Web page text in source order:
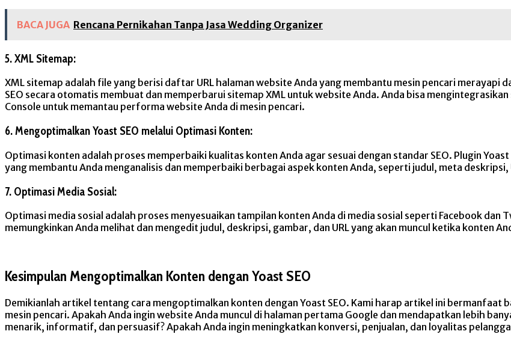
BACA JUGA Rencana Pernikahan Tanpa Jasa Wedding Organizer
5. XML Sitemap:
XML sitemap adalah file yang berisi daftar URL halaman website Anda yang membantu mesin pencari merayapi
SEO secara otomatis membuat dan memperbarui sitemap XML untuk website Anda. Anda bisa
Console untuk memantau performa website Anda di mesin pencari.
6. Mengoptimalkan Yoast SEO melalui Optimasi Konten:
Optimasi konten adalah proses memperbaiki kualitas konten Anda agar sesuai dengan standar SEO. Plugin
yang membantu Anda menganalisis dan memperbaiki berbagai aspek konten Anda, seperti judul, meta
7. Optimasi Media Sosial:
Optimasi media sosial adalah proses menyesuaikan tampilan konten Anda di media sosial seperti Facebook
memungkinkan Anda melihat dan mengedit judul, deskripsi, gambar, dan URL yang akan muncul ketika konten
Kesimpulan Mengoptimalkan Konten dengan Yoast SEO
Demikianlah artikel tentang cara mengoptimalkan konten dengan Yoast SEO. Kami harap artikel ini bermanfaat
mesin pencari. Apakah Anda ingin website Anda muncul di halaman pertama Google dan mendapatkan lebih
menarik, informatif, dan persuasif? Apakah Anda ingin meningkatkan konversi, penjualan, dan loyalitas